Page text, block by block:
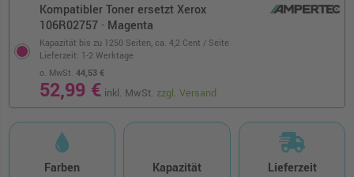
Kompatibler Toner ersetzt Xerox
106R02757 · Magenta
Kapazität bis zu 1250 Seiten, ca. 4,2 Cent / Seite
o. MwSt.44,53 €
52,99 € inkl. MwSt.zzgl. Versand
Lieferzeit: 1-2 Werktage
Farben Kapazität Lieferzeit